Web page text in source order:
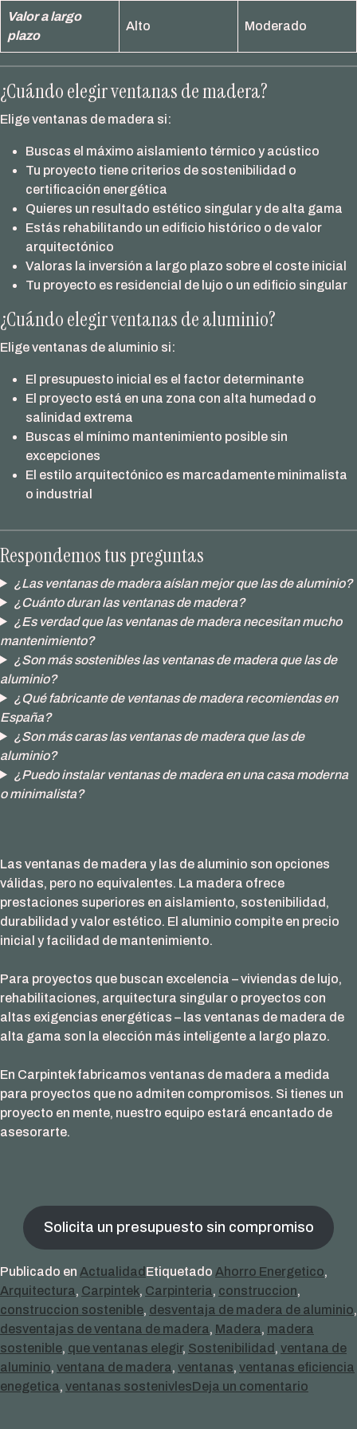
Valor a largo
plazo
Alto Moderado
¿Cuándo elegir ventanas de madera?
Elige ventanas de madera si:
Buscas el máximo aislamiento térmico y acústico
Tu proyecto tiene criterios de sostenibilidad o
certificación energética
Quieres un resultado estético singular y de alta gama
Estás rehabilitando un edificio histórico o de valor
arquitectónico
Valoras la inversión a largo plazo sobre el coste inicial
Tu proyecto es residencial de lujo o un edificio singular
¿Cuándo elegir ventanas de aluminio?
Elige ventanas de aluminio si:
El presupuesto inicial es el factor determinante
El proyecto está en una zona con alta humedad o
salinidad extrema
Buscas el mínimo mantenimiento posible sin
excepciones
El estilo arquitectónico es marcadamente minimalista
o industrial
Respondemos tus preguntas
¿Las ventanas de madera aíslan mejor que las de aluminio?
¿Cuánto duran las ventanas de madera?
¿Es verdad que las ventanas de madera necesitan mucho
mantenimiento?
¿Son más sostenibles las ventanas de madera que las de
aluminio?
¿Qué fabricante de ventanas de madera recomiendas en
España?
¿Son más caras las ventanas de madera que las de
aluminio?
¿Puedo instalar ventanas de madera en una casa moderna
o minimalista?
Las ventanas de madera y las de aluminio son opciones
válidas, pero no equivalentes. La madera ofrece
prestaciones superiores en aislamiento, sostenibilidad,
durabilidad y valor estético. El aluminio compite en precio
inicial y facilidad de mantenimiento.
Para proyectos que buscan excelencia – viviendas de lujo,
rehabilitaciones, arquitectura singular o proyectos con
altas exigencias energéticas – las ventanas de madera de
alta gama son la elección más inteligente a largo plazo.
En Carpintek fabricamos ventanas de madera a medida
para proyectos que no admiten compromisos. Si tienes un
proyecto en mente, nuestro equipo estará encantado de
asesorarte.
Solicita un presupuesto sin compromiso
Publicado en Actualidad Etiquetado Ahorro Energetico,
Arquitectura, Carpintek, Carpinteria, construccion,
construccion sostenible, desventaja de madera de aluminio,
desventajas de ventana de madera, Madera, madera
sostenible, que ventanas elegir, Sostenibilidad , ventana de
aluminio, ventana de madera, ventanas, ventanas eficiencia
enegetica, ventanas sostenivlesDeja un comentario